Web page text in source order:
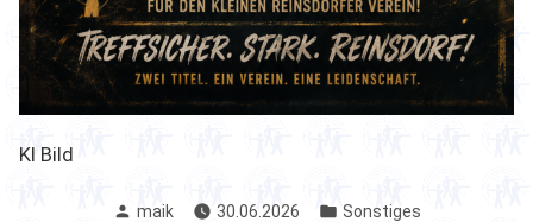
KI Bild
Verfasst
maik 30.06.2026
Veröffentlicht
Sonstiges